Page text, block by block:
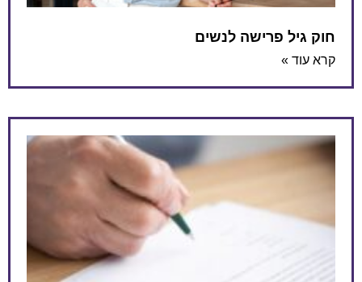
חוק גיל פרישה לנשים
קרא עוד »